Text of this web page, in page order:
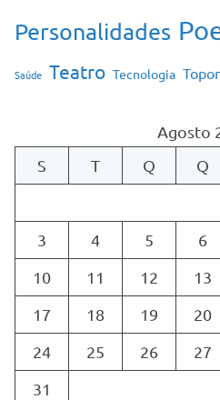
Personalidades
Saúde Teatro Tecnologia
Agosto
S
T Q Q
3
4 5 6
10
11 12 13
17
18 19 20
24
25 26 27
31